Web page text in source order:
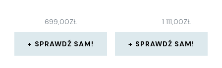
699,00ZŁ
SPRAWDŹ SAM!
1 111,00ZŁ
SPRAWDŹ SAM!